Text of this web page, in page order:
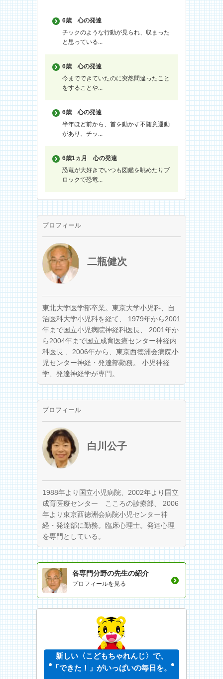
6歳
心の発達
チックのような行動が見られ、収まった
と思っている...
6歳
心の発達
今までできていたのに突然間違ったこと
をすることや...
6歳
心の発達
半年ほど前から、首を動かす不随意運動
があり、チッ...
6歳1ヵ月
心の発達
恐竜が大好きでいつも図鑑を眺めたりブ
ロックで恐竜...
プロフィール
二瓶健次
東北大学医学部卒業。東京大学小児科、自
治医科大学小児科を経て、 1979年から2001
年まで国立小児病院神経科医長、 2001年か
ら2004年まで国立成育医療センター神経内
科医長 、2006年から、東京西徳洲会病院小
児センター神経・発達部勤務。 小児神経
学、発達神経学が専門。
プロフィール
白川公子
1988年より国立小児病院、2002年より国立
成育医療センター こころの診療部、 2006
年より東京西徳洲会病院小児センター神
経・発達部に勤務。臨床心理士。発達心理
を専門としている。
各専門分野の先生の紹介
プロフィールを見る
新しい〈こどもちゃれんじ〉で、
「できた！」がいっぱいの毎日を。